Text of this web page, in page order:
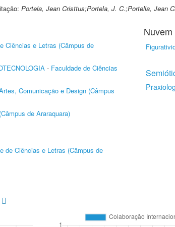
Portela, Jean Cristtus;Portela, J. C.;Portella, Jean
Ciências e Letras (Câmpus de
- Faculdade de Ciências
Comunicação e Design (Câmpus
de Araraquara)
de Ciências e Letras (Câmpus de